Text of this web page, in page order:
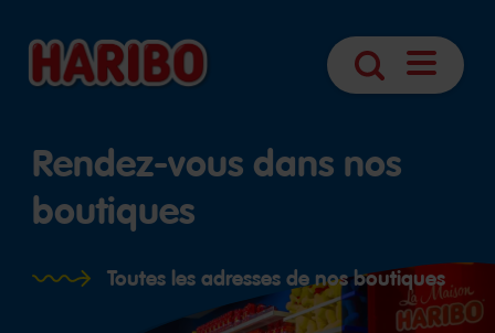
Search
Rendez-vous dans nos
boutiques
Toutes les adresses de nos boutiques